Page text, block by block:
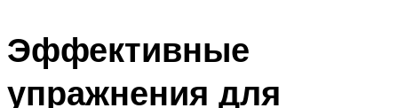
Эффективные
упражнения для